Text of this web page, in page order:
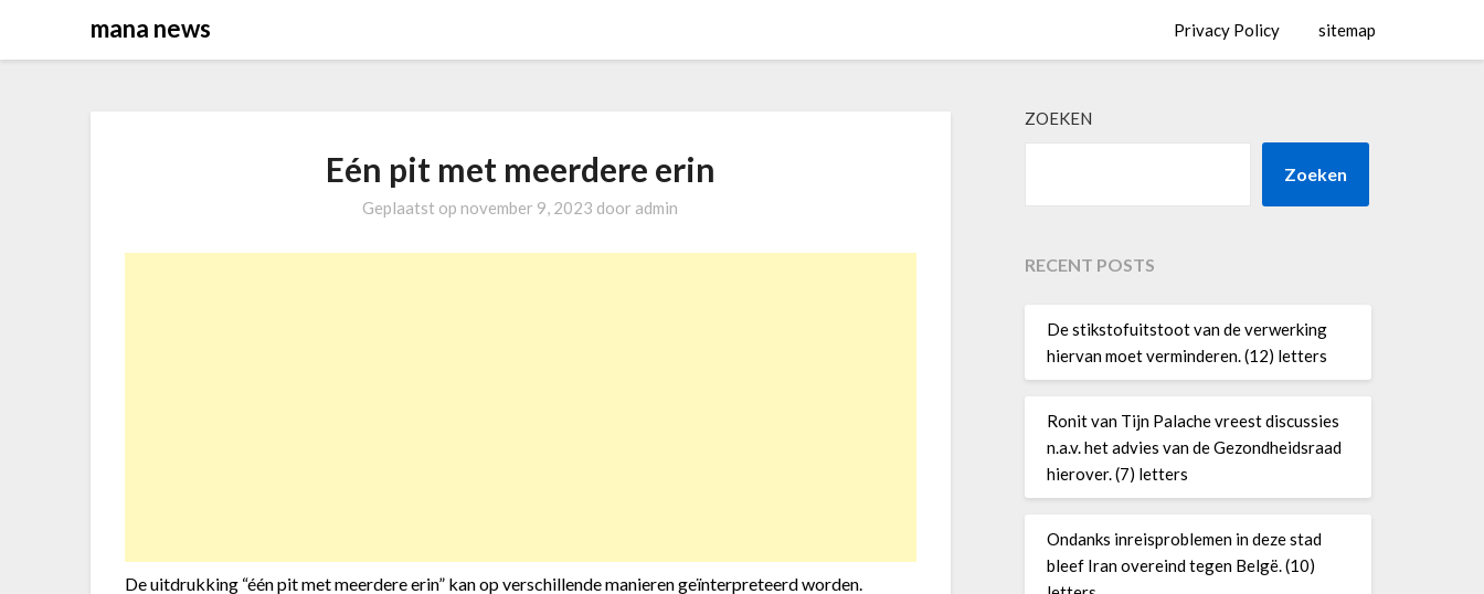
mana news Privacy Policy sitemap
Eén pit met meerdere erin
Geplaatst op november 9, 2023 door admin
De uitdrukking “één pit met meerdere erin” kan op verschillende manieren geïnterpreteerd worden.
ZOEKEN
Zoeken
RECENT POSTS
De stikstofuitstoot van de verwerking
hiervan moet verminderen. (12) letters
Ronit van Tijn Palache vreest discussies
n.a.v. het advies van de Gezondheidsraad
hierover. (7) letters
Ondanks inreisproblemen in deze stad
bleef Iran overeind tegen Belgë. (10)